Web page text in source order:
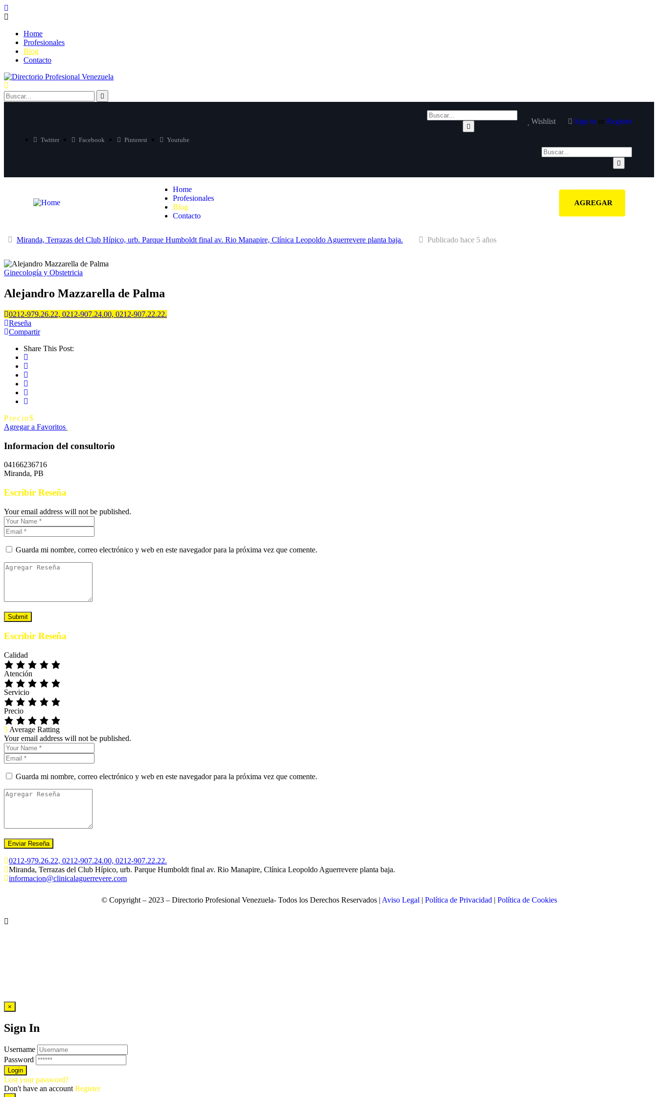
Home
Profesionales
Blog
Contacto
Twitter Facebook Pinterest Youtube
Wishlist Sign in or Register
Home
Profesionales
Blog
Contacto
AGREGAR
Miranda, Terrazas del Club Hípico, urb. Parque Humboldt final av. Rio Manapire, Clínica Leopoldo Aguerrevere planta baja. Publicado hace 5 años
Ginecología y Obstetricia
Alejandro Mazzarella de Palma
0212-979.26.22, 0212-907.24.00, 0212-907.22.22.
Reseña
Compartir
Share This Post:
Precio$
Agregar a Favoritos
Informacion del consultorio
04166236716
Miranda, PB
Escribir Reseña
Your email address will not be published.
Guarda mi nombre, correo electrónico y web en este navegador para la próxima vez que comente.
Escribir Reseña
Calidad
Atención
Servicio
Precio
5 Average Ratting
Your email address will not be published.
Guarda mi nombre, correo electrónico y web en este navegador para la próxima vez que comente.
0212-979.26.22, 0212-907.24.00, 0212-907.22.22.
Miranda, Terrazas del Club Hípico, urb. Parque Humboldt final av. Rio Manapire, Clínica Leopoldo Aguerrevere planta baja.
informacion@clinicalaguerrevere.com
© Copyright – 2023 – Directorio Profesional Venezuela- Todos los Derechos Reservados | Aviso Legal | Política de Privacidad | Política de Cookies
×
Sign In
Username
Password
Lost your password?
Don't have an account Register